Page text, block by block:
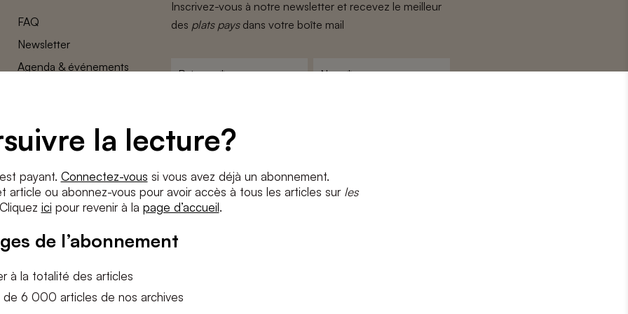
la lecture?
payant. Connectez-vous si vous avez déjà un abonnement.
article ou abonnez-vous pour avoir accès à tous les articles sur les
ici pour revenir à la page d’accueil.
de l’abonnement
à la totalité des articles
6 000 articles de nos archives
FAQ
Newsletter
Agenda & événements
Paramètres des cookies
Inscrivez-vous à notre newsletter et recevez le meilleur
des plats paysdans votre boîte mail
e-
mail
Conditions *
J'accepteles termes et conditionsetla politique de confidentialité